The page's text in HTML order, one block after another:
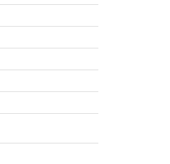
くお願いいたしま